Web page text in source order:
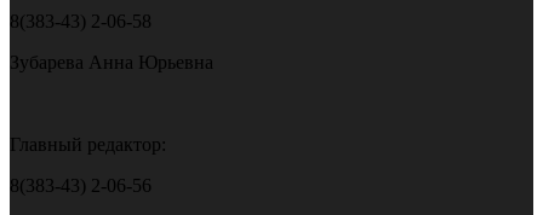
8(383-43) 2-06-58
Зубарева Анна Юрьевна
Главный редактор:
8(383-43) 2-06-56